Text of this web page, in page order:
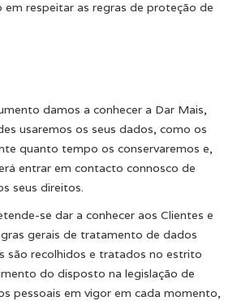
em respeitar as regras de proteção de
damos a conhecer a Dar Mais,
usaremos os seus dados, como os
quanto tempo os conservaremos e,
entrar em contacto connosco de
seus direitos.
se dar a conhecer aos Clientes e
gerais de tratamento de dados
são recolhidos e tratados no estrito
do disposto na legislação de
pessoais em vigor em cada momento,